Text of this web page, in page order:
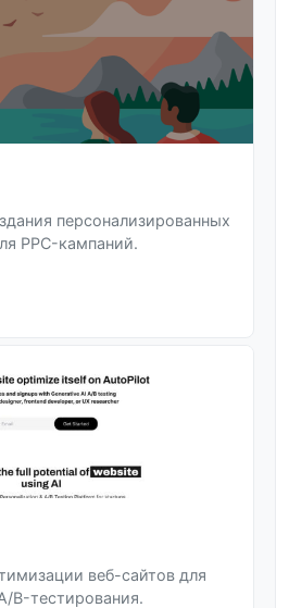
персонализированных
PPC-кампаний.
веб-сайтов для
B-тестирования.